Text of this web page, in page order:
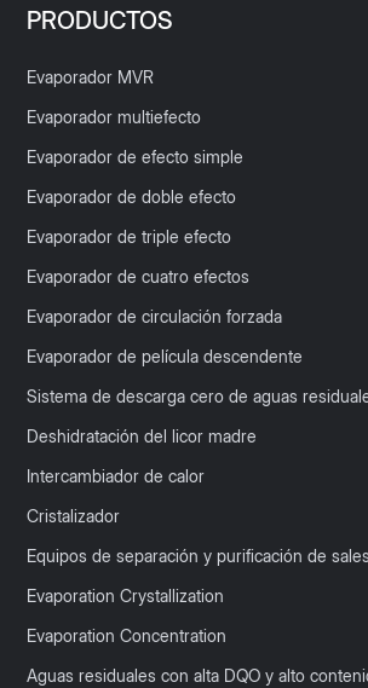
PRODUCTOS
Evaporador MVR
Evaporador multiefecto
Evaporador de efecto simple
Evaporador de doble efecto
Evaporador de triple efecto
Evaporador de cuatro efectos
Evaporador de circulación forzada
Evaporador de película descendente
Sistema de descarga cero de aguas
Deshidratación del licor madre
Intercambiador de calor
Cristalizador
Equipos de separación y purificación de
Evaporation Crystallization
Evaporation Concentration
Aguas residuales con alta DQO y alto